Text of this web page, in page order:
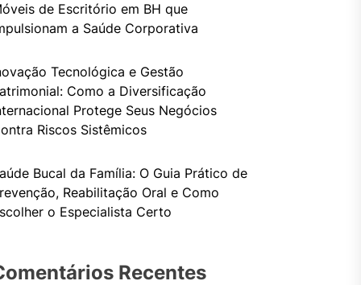
de Escritório em BH que
a Saúde Corporativa
Tecnológica e Gestão
Como a Diversificação
Protege Seus Negócios
Riscos Sistêmicos
Bucal da Família: O Guia Prático de
Reabilitação Oral e Como
o Especialista Certo
Recentes